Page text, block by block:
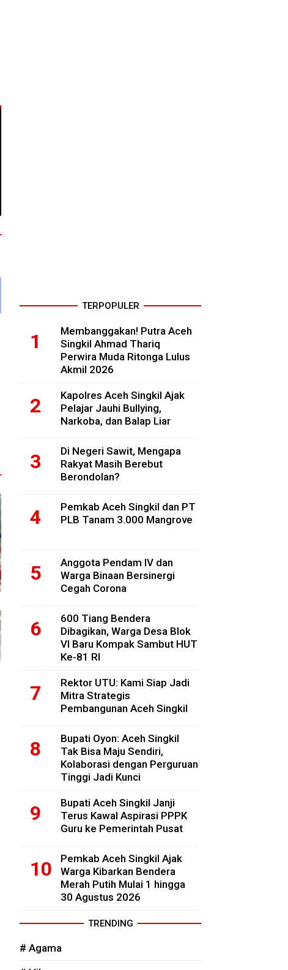
TERPOPULER
Membanggakan! Putra Aceh
Singkil Ahmad Thariq
Perwira Muda Ritonga Lulus
Akmil 2026
Kapolres Aceh Singkil Ajak
Pelajar Jauhi Bullying,
Narkoba, dan Balap Liar
Di Negeri Sawit, Mengapa
Rakyat Masih Berebut
Berondolan?
Pemkab Aceh Singkil dan PT
PLB Tanam 3.000 Mangrove
Anggota Pendam IV dan
Warga Binaan Bersinergi
Cegah Corona
600 Tiang Bendera
Dibagikan, Warga Desa Blok
VI Baru Kompak Sambut HUT
Ke-81 RI
Rektor UTU: Kami Siap Jadi
Mitra Strategis
Pembangunan Aceh Singkil
Bupati Oyon: Aceh Singkil
Tak Bisa Maju Sendiri,
Kolaborasi dengan Perguruan
Tinggi Jadi Kunci
Bupati Aceh Singkil Janji
Terus Kawal Aspirasi PPPK
Guru ke Pemerintah Pusat
Pemkab Aceh Singkil Ajak
Warga Kibarkan Bendera
Merah Putih Mulai 1 hingga
30 Agustus 2026
TRENDING
# Agama